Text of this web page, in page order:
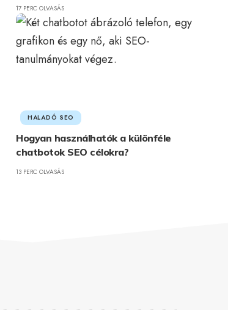
17 PERC OLVASÁS
HALADÓ SEO
Hogyan használhatók a különféle
chatbotok SEO célokra?
13 PERC OLVASÁS